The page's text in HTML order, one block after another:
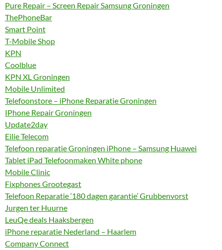
Pure Repair – Screen Repair Samsung Groningen
ThePhoneBar
Smart Point
T-Mobile Shop
KPN
Coolblue
KPN XL Groningen
Mobile Unlimited
Telefoonstore – iPhone Reparatie Groningen
IPhone Repair Groningen
Update2day
Eilie Telecom
Telefoon reparatie Groningen iPhone – Samsung Huawei
Tablet iPad Telefoonmaken White phone
Mobile Clinic
Fixphones Grootegast
Telefoon Reparatie ‘180 dagen garantie’ Grubbenvorst
Jurgen ter Huurne
LeuQe deals Haaksbergen
iPhone reparatie Nederland – Haarlem
Company Connect